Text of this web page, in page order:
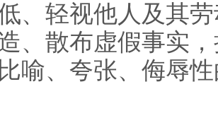
、轻视他人及其
、散布虚假事实
喻、夸张、侮辱